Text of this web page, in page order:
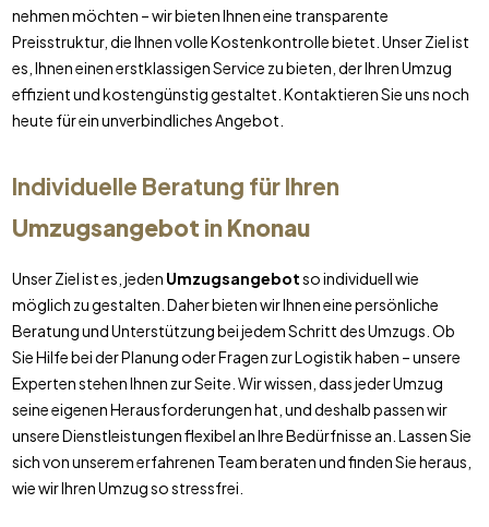
nehmen möchten – wir bieten Ihnen eine transparente
Preisstruktur, die Ihnen volle Kostenkontrolle bietet. Unser Ziel ist
es, Ihnen einen erstklassigen Service zu bieten, der Ihren Umzug
effizient und kostengünstig gestaltet. Kontaktieren Sie uns noch
heute für ein unverbindliches Angebot.
Individuelle Beratung für Ihren
Umzugsangebot in Knonau
Unser Ziel ist es, jeden Umzugsangebotso individuell wie
möglich zu gestalten. Daher bieten wir Ihnen eine persönliche
Beratung und Unterstützung bei jedem Schritt des Umzugs. Ob
Sie Hilfe bei der Planung oder Fragen zur Logistik haben – unsere
Experten stehen Ihnen zur Seite. Wir wissen, dass jeder Umzug
seine eigenen Herausforderungen hat, und deshalb passen wir
unsere Dienstleistungen flexibel an Ihre Bedürfnisse an. Lassen Sie
sich von unserem erfahrenen Team beraten und finden Sie heraus,
wie wir Ihren Umzug so stressfrei.